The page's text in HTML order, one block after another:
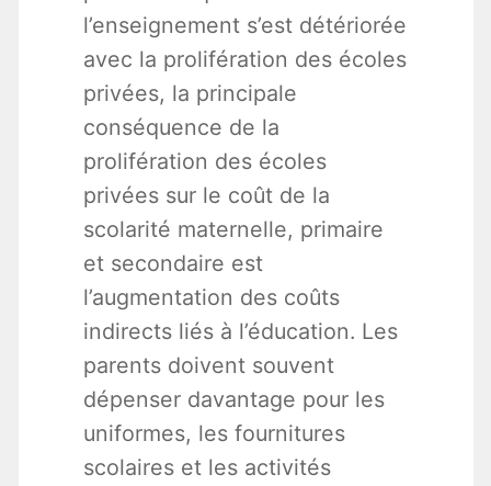
l’enseignement s’est détériorée
avec la prolifération des écoles
privées, la principale
conséquence de la
prolifération des écoles
privées sur le coût de la
scolarité maternelle, primaire
et secondaire est
l’augmentation des coûts
indirects liés à l’éducation. Les
parents doivent souvent
dépenser davantage pour les
uniformes, les fournitures
scolaires et les activités